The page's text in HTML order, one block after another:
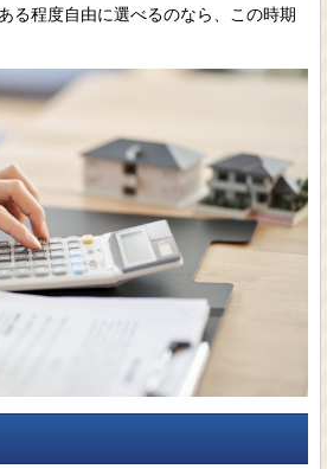
る程度自由に選べるのなら、この時期